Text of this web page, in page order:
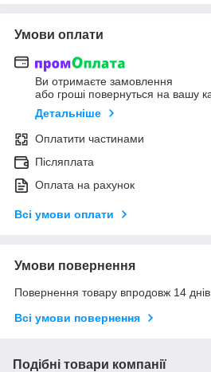
Умови оплати
Ви отримаєте замовлення
або гроші повернуться на вашу
Детальніше
Оплатити частинами
Післяплата
Оплата на рахунок
Всі умови оплати
Умови повернення
Повернення товару впродовж 14
Всі умови повернення
Подібні товари компанії